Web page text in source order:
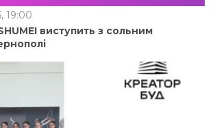
19:00
виступить з сольним